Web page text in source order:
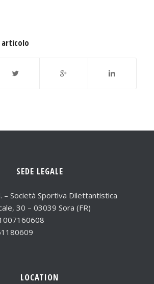
articolo
SEDE LEGALE
– Società Sportiva Dilettantistica
30 – 03039 Sora (FR)
LOCATION